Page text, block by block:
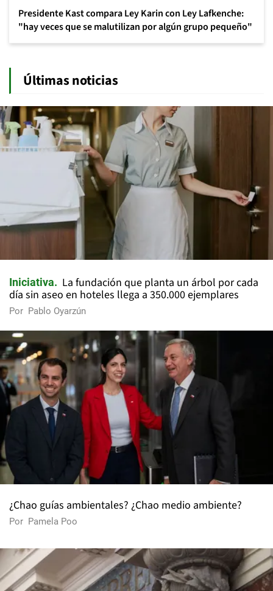
Presidente Kast compara Ley Karin con Ley Lafkenche:
"hay veces que se malutilizan por algún grupo pequeño"
Últimas noticias
Iniciativa
La fundación que planta un árbol por cada
día sin aseo en hoteles llega a 350.000 ejemplares
Por Pablo Oyarzún
¿Chao guías ambientales? ¿Chao medio ambiente?
Por Pamela Poo